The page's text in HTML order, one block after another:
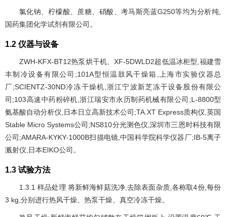
氯化钠、柠檬酸、蔗糖、硝酸、考马斯亮蓝G250等均为分析纯,
国药集团化学试剂有限公司。
1.2 仪器与设备
ZWH-KFX-BT12热泵烘干机、XF-5DWLD2超低温冰柜型,福建雪
丰制冷设备有限公司;101A型恒温鼓风干燥箱,上海市实验仪器总
厂;SCIENTZ-30ND冷冻干燥机,浙江宁波新芝冻干设备股份有限公
司;103高速中药粉碎机,浙江瑞安市永历制药机械有限公司;L-8800型
氨基酸自动分析仪,日本日立高新技术公司;TA.XT Express质构仪,英国
Stable Micro Systems公司;NS810分光测色仪,深圳市三恩时科技有限
公司;AMARA-KYKY-1000B扫描电镜,中国科学院科学仪器厂;IB-5离子
溅射仪,日本EIKO公司。
1.3 试验方法
1.3.1 样品处理 将新鲜海鲜菇洗净,去除表面杂质,各称取4份,每份
3 kg,分别进行热风干燥、热泵干燥、真空冷冻干燥。